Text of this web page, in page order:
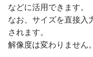
などに活用できます。
なお、サイズを直接入
されます。
解像度は変わりません。